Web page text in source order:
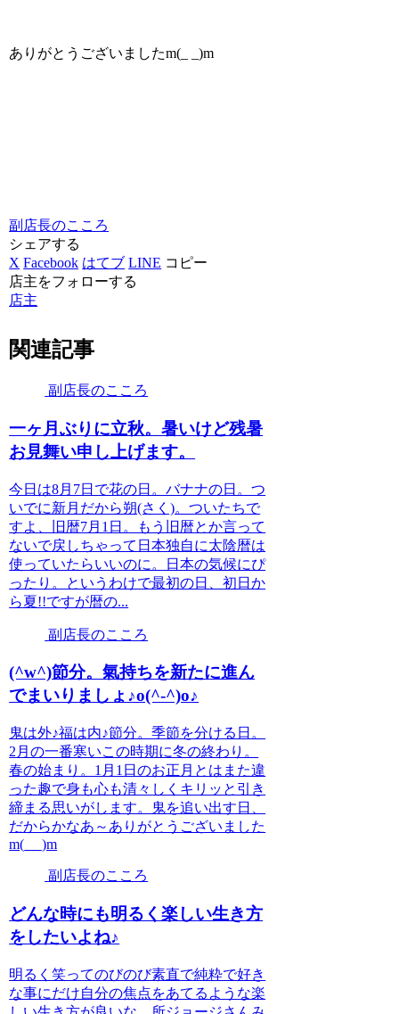
ありがとうございましたm(_ _)m
副店長のこころ
シェアする
X Facebook はてブ LINE コピー
店主をフォローする
店主
関連記事
副店長のこころ
一ヶ月ぶりに立秋。暑いけど残暑
お見舞い申し上げます。
今日は8月7日で花の日。バナナの日。つ
いでに新月だから朔(さく)。ついたちで
すよ、旧暦7月1日。もう旧暦とか言って
ないで戻しちゃって日本独自に太陰暦は
使っていたらいいのに。日本の気候にぴ
ったり。というわけで最初の日、初日か
ら夏!!ですが暦の...
副店長のこころ
(^w^)節分。氣持ちを新たに進ん
でまいりましょ♪o(^-^)o♪
鬼は外♪福は内♪節分。季節を分ける日。
2月の一番寒いこの時期に冬の終わり。
春の始まり。1月1日のお正月とはまた違
った趣で身も心も清々しくキリッと引き
締まる思いがします。鬼を追い出す日、
だからかなあ～ありがとうございました
m(_ _)m
副店長のこころ
どんな時にも明るく楽しい生き方
をしたいよね♪
明るく笑ってのびのび素直で純粋で好き
な事にだけ自分の焦点をあてるような楽